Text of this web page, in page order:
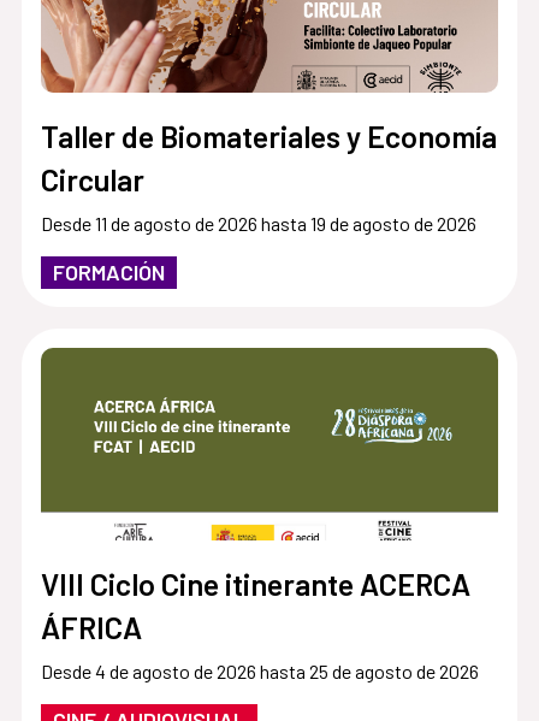
Taller de Biomateriales y Economía
Circular
Desde 11 de agosto de 2026 hasta 19 de agosto de 2026
FORMACIÓN
VIII Ciclo Cine itinerante ACERCA
ÁFRICA
Desde 4 de agosto de 2026 hasta 25 de agosto de 2026